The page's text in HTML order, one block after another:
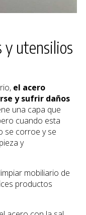
y utensilios
el acero
y sufrir daños
una capa que
cuando esta
se corroe y se
y
mobiliario de
productos